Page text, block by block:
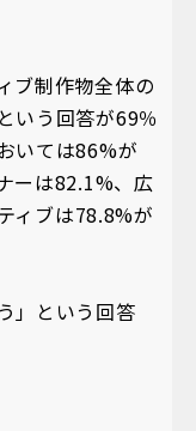
ブ制作物全体の
いう回答が69％
いては86%が
ーは82.1%、広
ィブは78.8%が
」という回答